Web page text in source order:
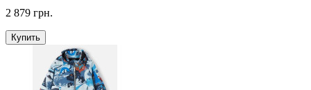
2 879 грн.
Купить